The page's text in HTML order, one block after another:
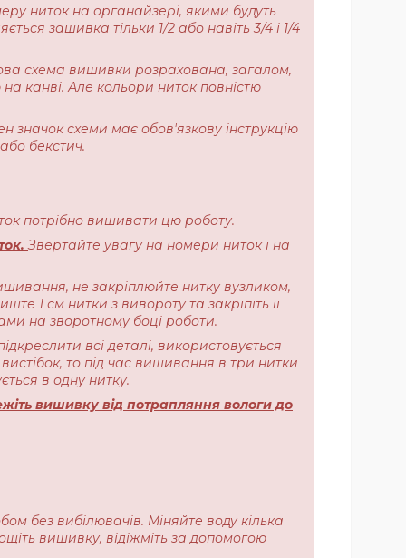
ниток на органайзері, якими будуть
зашивка тільки 1/2 або навіть 3/4 і 1/4
схема вишивки розрахована, загалом,
канві. Але кольори ниток повністю
значок схеми має обов'язкову інструкцію
бекстич.
потрібно вишивати цю роботу.
Звертайте увагу на номери ниток і на
не закріплюйте нитку вузликом,
1 см нитки з вивороту та закріпіть її
на зворотному боці роботи.
всі деталі, використовується
то під час вишивання в три нитки
в одну нитку.
вишивку від потрапляння вологи до
без вибілювачів. Міняйте воду кілька
вишивку, відіжміть за допомогою